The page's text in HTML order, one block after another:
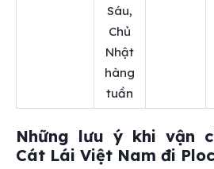
Sáu,
Chủ
Nhật
hàng
tuần
Những lưu ý khi vận
Cát Lái Việt Nam đi